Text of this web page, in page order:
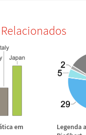
tica em
Legenda